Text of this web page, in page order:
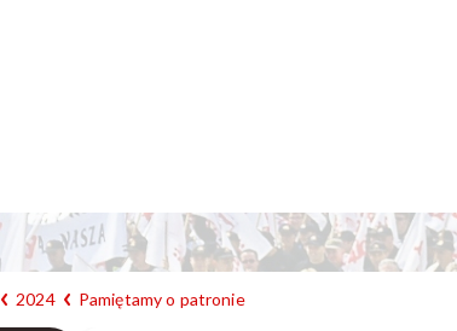
2024 Pamiętamy o patronie